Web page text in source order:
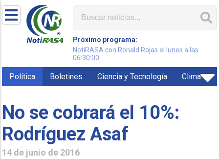
Próximo programa:
NotiRASA con Ronald Rojas el lunes a las
06:30:00
Política Boletines Ciencia y Tecnología Clima
No se cobrará el 10%:
Rodríguez Asaf
14 de junio de 2016